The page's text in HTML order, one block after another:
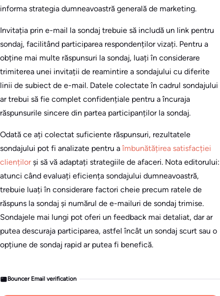
informa strategia dumneavoastră generală de marketing.
Invitația prin e-mail la sondaj trebuie să includă un link pentru
sondaj, facilitând participarea respondenților vizați. Pentru a
obține mai multe răspunsuri la sondaj, luați în considerare
trimiterea unei invitații de reamintire a sondajului cu diferite
linii de subiect de e-mail. Datele colectate în cadrul sondajului
ar trebui să fie complet confidențiale pentru a încuraja
răspunsurile sincere din partea participanților la sondaj.
Odată ce ați colectat suficiente răspunsuri, rezultatele
sondajului pot fi analizate pentru aîmbunătățirea satisfacției
cliențilorși să vă adaptați strategiile de afaceri. Nota editorului:
atunci când evaluați eficiența sondajului dumneavoastră,
trebuie luați în considerare factori cheie precum ratele de
răspuns la sondaj și numărul de e-mailuri de sondaj trimise.
Sondajele mai lungi pot oferi un feedback mai detaliat, dar ar
putea descuraja participarea, astfel încât un sondaj scurt sau o
opțiune de sondaj rapid ar putea fi benefică.
Bouncer Email verification